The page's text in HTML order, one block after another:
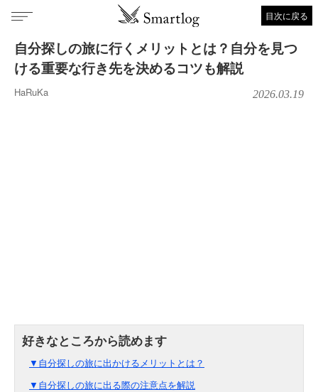
目次に戻る
自分探しの旅に行くメリットとは？自分を見つ
ける重要な行き先を決めるコツも解説
HaRuKa 2026.03.19
▼自分探しの旅に出かけるメリットとは？
▼自分探しの旅に出る際の注意点を解説